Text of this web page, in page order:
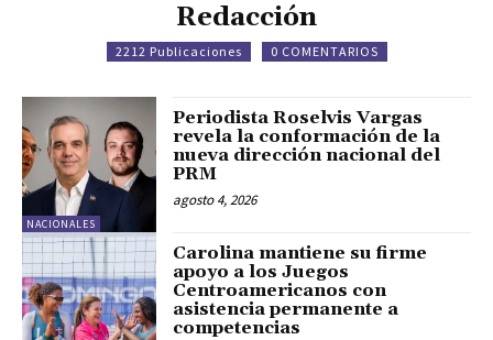
Redacción
2212 Publicaciones 0 COMENTARIOS
NACIONALES
Periodista Roselvis Vargas
revela la conformación de la
nueva dirección nacional del
PRM
agosto 4, 2026
Carolina mantiene su firme
apoyo a los Juegos
Centroamericanos con
asistencia permanente a
competencias